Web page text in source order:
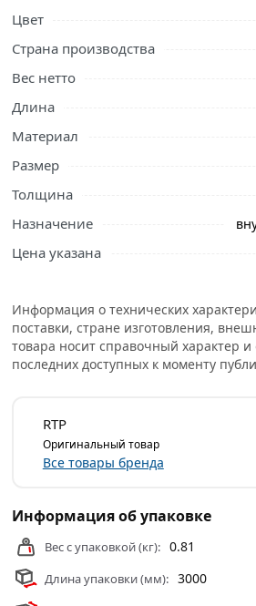
Цвет
Страна производства
Вес нетто
Длина
Материал
Размер
Толщина
Назначение
Цена указана
Информация о технических
поставки, стране изготовления,
товара носит справочный характер и
последних доступных к моменту
RTP
Оригинальный товар
Все товары бренда
Информация об упаковке
Вес с упаковкой (кг): 0.81
Длина упаковки (мм): 3000